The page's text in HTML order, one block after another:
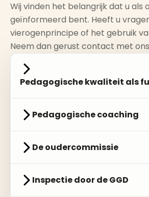
Wij vinden het belangrijk dat u als
geïnformeerd bent. Heeft u
vierogenprincipe of het gebruik
Neem dan gerust contact met
Pedagogische kwaliteit als
Pedagogische coaching
De oudercommissie
Inspectie door de GGD